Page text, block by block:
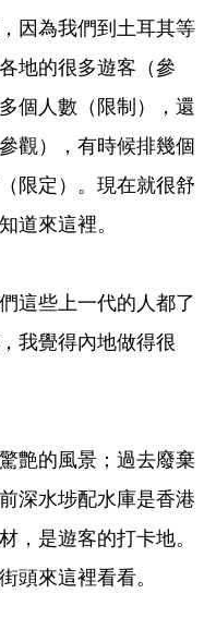
為我們到土耳其等
地的很多遊客（參
個人數（限制），還
觀），有時候排幾個
限定）。現在就很舒
道來這裡。
些上一代的人都了
我覺得內地做得很
的風景；過去廢棄
深水埗配水庫是香港
，是遊客的打卡地。
頭來這裡看看。